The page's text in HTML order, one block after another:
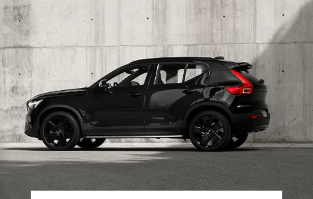
Volvo Selekt
Gebrauchtwagen
Die Neuwagenalternative
Mehr erfahren
Editionsmodelle
Jetzt kennenlernen
Frühjahrscheck
Entdecken Sie unsere
saisonalen Angebote.
Mehr erfahren
Finanzierung & Leasing